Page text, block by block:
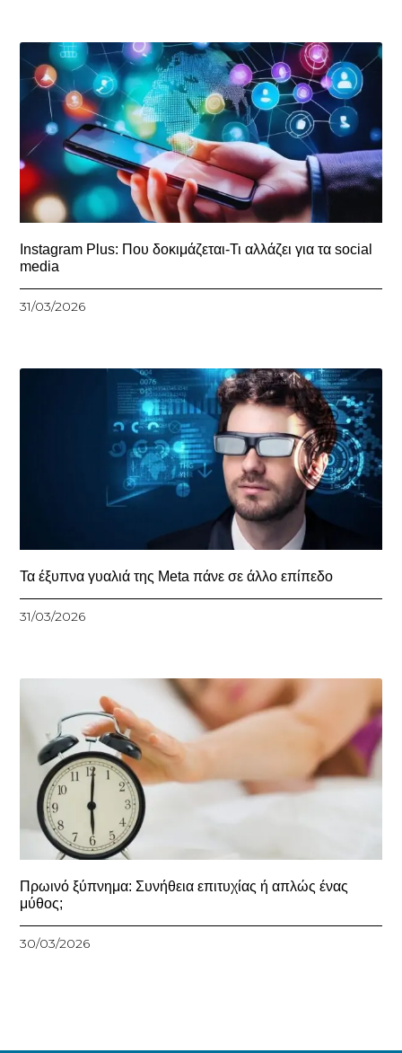
Instagram Plus: Που δοκιμάζεται-Τι αλλάζει για τα social
media
31/03/2026
Τα έξυπνα γυαλιά της Meta πάνε σε άλλο επίπεδο
31/03/2026
Πρωινό ξύπνημα: Συνήθεια επιτυχίας ή απλώς ένας
μύθος;
30/03/2026